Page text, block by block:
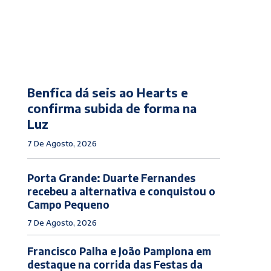
Benfica dá seis ao Hearts e
confirma subida de forma na
Luz
7 De Agosto, 2026
Porta Grande: Duarte Fernandes
recebeu a alternativa e conquistou o
Campo Pequeno
7 De Agosto, 2026
Francisco Palha e João Pamplona em
destaque na corrida das Festas da